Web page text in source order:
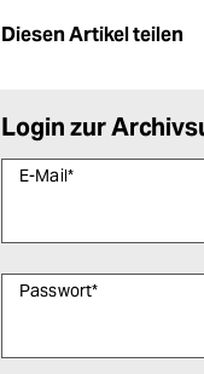
Diesen Artikel teilen
Login zur
E-Mail*
Passwort*